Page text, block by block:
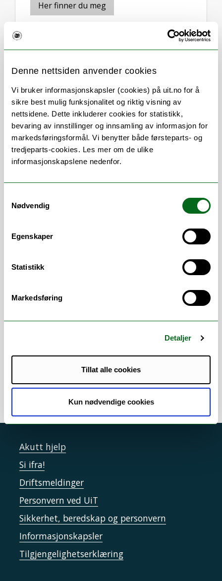
Denne nettsiden anvender cookies
Vi bruker informasjonskapsler (cookies) på uit.no for å
sikre best mulig funksjonalitet og riktig visning av
nettsidene. Dette inkluderer cookies for statistikk,
bevaring av innstillinger og innsamling av informasjon for
markedsføringsformål. Vi benytter både førsteparts- og
tredjeparts-cookies. Les mer om de ulike
informasjonskapslene nedenfor.
Nødvendig
Egenskaper
Statistikk
Markedsføring
Detaljer
Tillat alle cookies
Kun nødvendige cookies
Her finner du meg
Førstekonsulent innenfor
studieadministrasjonen ved Fellestjeneste
for opptak
Saksbehandling av søknad til opptak ved:
NATEK - Alternative opptaksveier til
ingeniørstudier
Masterstudier
Veiledning av studiesøkere og studenter
(telefontid 10:00 - 14:00)
Arbeidsområder
Error rendering component
Akutt hjelp
Si ifra!
Driftsmeldinger
Personvern ved UiT
Sikkerhet, beredskap og personvern
Informasjonskapsler
Tilgjengelighetserklæring